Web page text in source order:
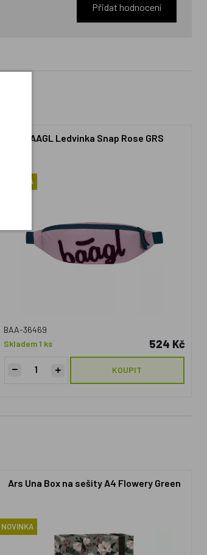
Přidat hodnocení
BAAGL Ledvinka Snap Rose GRS
NOVINKA
BAA-36469
Skladem 1 ks
524 Kč
KOUPIT
Ars Una Box na sešity A4 Flowery Green
NOVINKA